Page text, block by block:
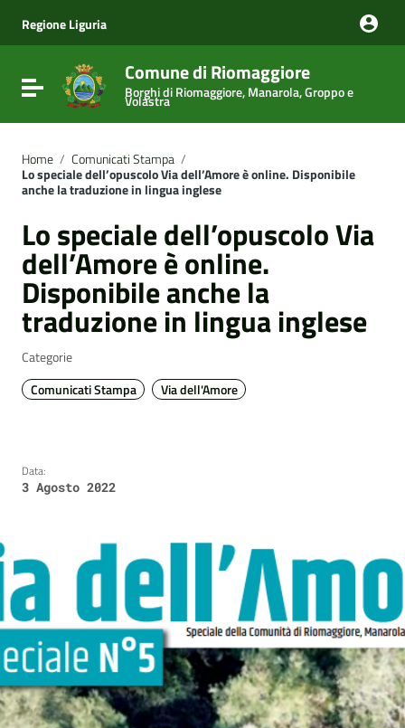
Vai al menu di navigazione
Vai al footer
Regione Liguria
Attiva / disattiva la navigazione
Comune di Riomaggiore
Borghi di Riomaggiore, Manarola, Groppo e
Volastra
Home / Comunicati Stampa /
Lo speciale dell’opuscolo Via dell’Amore è online. Disponibile
anche la traduzione in lingua inglese
Lo speciale dell’opuscolo Via
dell’Amore è online.
Disponibile anche la
traduzione in lingua inglese
Categorie
Comunicati Stampa
Via dell'Amore
Data:
3 Agosto 2022